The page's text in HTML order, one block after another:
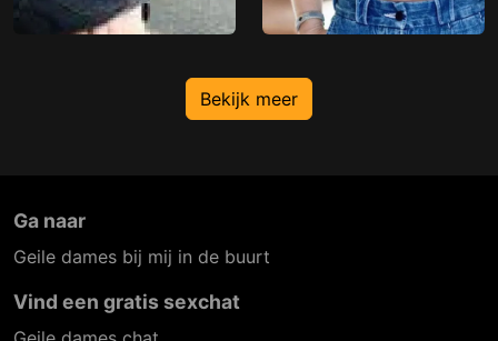
Bekijk meer
Ga naar
Geile dames bij mij in de buurt
Vind een gratis sexchat